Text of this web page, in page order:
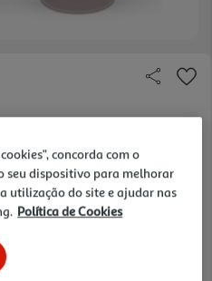
concorda com o
seu dispositivo para melhorar
utilização do site e ajudar nas
Política de Cookies